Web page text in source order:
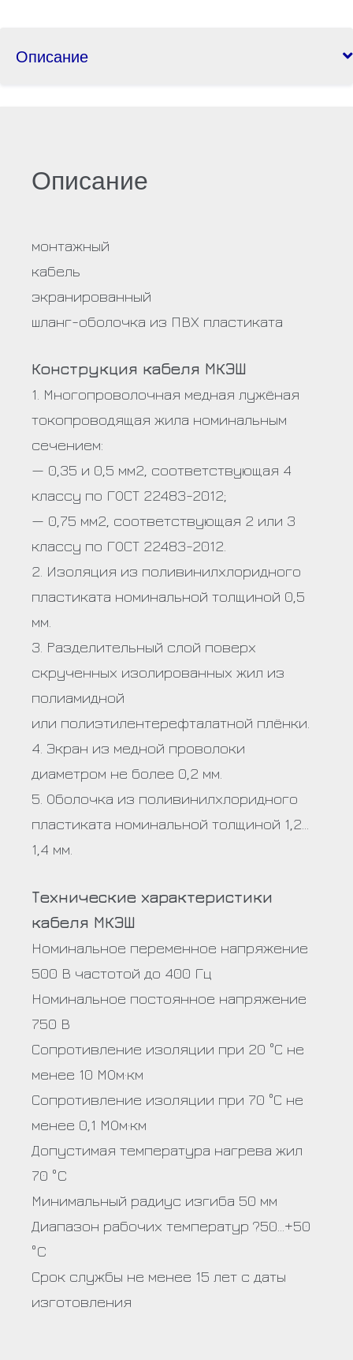
Описание
Описание
монтажный
кабель
экранированный
шланг-оболочка из ПВХ пластиката
Конструкция кабеля МКЭШ
1. Многопроволочная медная лужёная
токопроводящая жила номинальным
сечением:
— 0,35 и 0,5 мм2, соответствующая 4
классу по ГОСТ 22483-2012;
— 0,75 мм2, соответствующая 2 или 3
классу по ГОСТ 22483-2012.
2. Изоляция из поливинилхлоридного
пластиката номинальной толщиной 0,5
мм.
3. Разделительный слой поверх
скрученных изолированных жил из
полиамидной
или полиэтилентерефталатной плёнки.
4. Экран из медной проволоки
диаметром не более 0,2 мм.
5. Оболочка из поливинилхлоридного
пластиката номинальной толщиной 1,2…
1,4 мм.
Технические характеристики
кабеля МКЭШ
Номинальное переменное напряжение
500 В частотой до 400 Гц
Номинальное постоянное напряжение
750 В
Сопротивление изоляции при 20 °С не
менее 10 МОм·км
Сопротивление изоляции при 70 °С не
менее 0,1 МОм·км
Допустимая температура нагрева жил
70 °C
Минимальный радиус изгиба 50 мм
Диапазон рабочих температур ?50…+50
°C
Срок службы не менее 15 лет с даты
изготовления